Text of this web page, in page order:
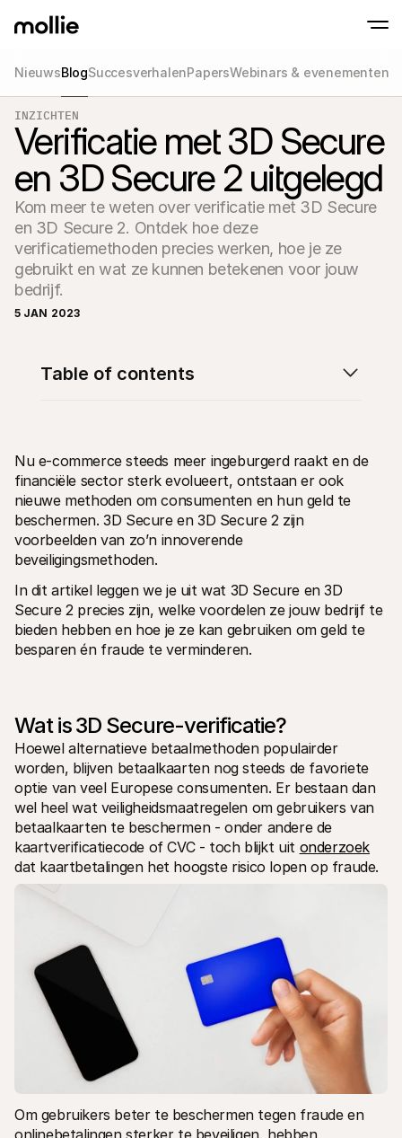
Tap to Pay op iPhone
Accepteer contactloze betalingen op je
Meer weten
Online betalingen
Ontvang en beheer
betalingen
In-person
Ontvang betalingen
en andere apparaten
Checkout
meer conversie
Recurring
Ontvang
Voor agencies
Maak kennis met het Agency-Partnerprogramma
Technische documentatie
Portaal voor developers
Ontdek documentatie en updates voor developers
Integreer Mollie met kant-en-klare pakketten
Discord community
Word lid van onze developer community
Over Mollie
Prijzen
Nieuws
Het laatste nieuws over Mollie
Vacatures
Kom werken bij Mollie. Ontdek de
vacatures!
Contact
Voor consumenten
Waarom zie je Mollie op je bankafschrift?
Voor Mollie-klanten
Neem contact op met Customer Support
Contact met sales
NieuwsBlogSuccesverhalenPapersWebinars & evenementen
INZICHTEN
Verificatie met 3D Secure
en 3D Secure 2 uitgelegd
Kom meer te weten over verificatie met 3D Secure
en 3D Secure 2. Ontdek hoe deze
verificatiemethoden precies werken, hoe je ze
gebruikt en wat ze kunnen betekenen voor jouw
bedrijf.
5 JAN 2023
Nu e-commerce steeds meer ingeburgerd raakt en de
financiële sector sterk evolueert, ontstaan er ook
nieuwe methoden om consumenten en hun geld te
beschermen. 3D Secure en 3D Secure 2 zijn
voorbeelden van zo’n innoverende
beveiligingsmethoden.
In dit artikel leggen we je uit wat 3D Secure en 3D
Secure 2 precies zijn, welke voordelen ze jouw bedrijf te
bieden hebben en hoe je ze kan gebruiken om geld te
besparen én fraude te verminderen.
Wat is 3D Secure-verificatie?
Hoewel alternatieve betaalmethoden populairder
worden, blijven betaalkaarten nog steeds de favoriete
optie van veel Europese consumenten. Er bestaan dan
wel heel wat veiligheidsmaatregelen om gebruikers van
betaalkaarten te beschermen - onder andere de
kaartverificatiecode of CVC - toch blijkt uit onderzoek
dat kaartbetalingen het hoogste risico lopen op fraude.
Om gebruikers beter te beschermen tegen fraude en
onlinebetalingen sterker te beveiligen, hebben
Table of contents